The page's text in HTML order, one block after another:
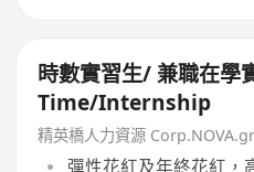
時數實習生/ 兼職在學
Time/Internship
精英橋人力資源
彈性花紅及年終花紅，